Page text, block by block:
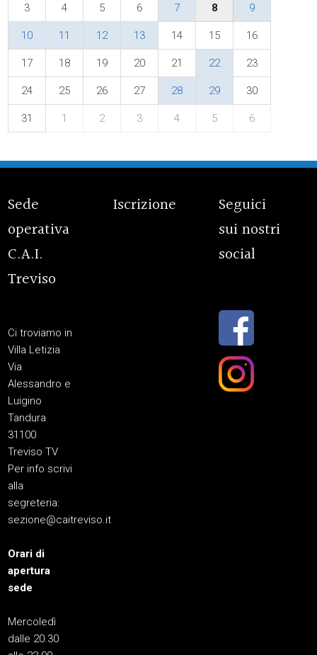
3 4 5 6 7 8 9
10 11 12 13 14 15 16
17 18 19 20 21 22 23
24 25 26 27 28 29 30
31 1 2 3 4 5 6
Sede
operativa
C.A.I.
Treviso
Ci troviamo in
Villa Letizia
Via
Alessandro e
Luigino
Tandura
31100
Treviso TV
Per info scrivi
alla
segreteria:
sezione@caitreviso.it
Orari di
apertura
sede
Mercoledì
dalle 20.30
Iscrizione
Seguici
sui nostri
social